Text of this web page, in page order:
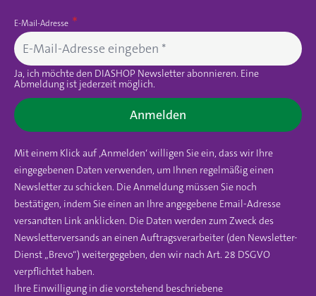
E-Mail-Adresse
Ja, ich möchte den DIASHOP Newsletter abonnieren. Eine
Abmeldung ist jederzeit möglich.
Anmelden
Mit einem Klick auf ‚Anmelden‘ willigen Sie ein, dass wir Ihre
eingegebenen Daten verwenden, um Ihnen regelmäßig einen
Newsletter zu schicken. Die Anmeldung müssen Sie noch
bestätigen, indem Sie einen an Ihre angegebene Email-Adresse
versandten Link anklicken. Die Daten werden zum Zweck des
Newsletterversands an einen Auftragsverarbeiter (den Newsletter-
Dienst „Brevo“) weitergegeben, den wir nach Art. 28 DSGVO
verpflichtet haben.
Ihre Einwilligung in die vorstehend beschriebene